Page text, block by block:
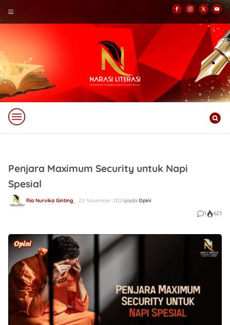
Penjara Maximum Security untuk Napi
Spesial
Ria Nurvika Ginting 22 November 2024pada Opini
1
623